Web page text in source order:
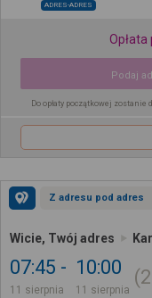
ADRES-ADRES
Podaj
Do opłaty początkowej
Z adresu pod adres
Wicie, Twój adres
07:45
11 sierpnia
10:00
11 sierpnia